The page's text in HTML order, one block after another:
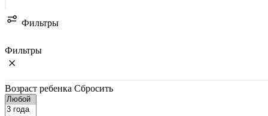
Фильтры
Фильтры
Возраст ребенка Сбросить